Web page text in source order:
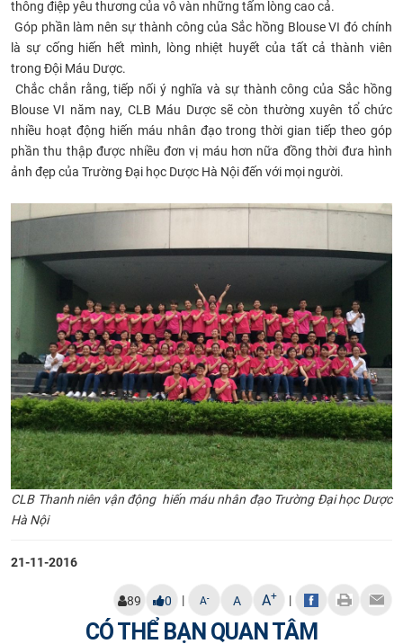
thông điệp yêu thương của vô vàn những tấm lòng cao cả.
Góp phần làm nên sự thành công của Sắc hồng Blouse VI đó chính
là sự cống hiến hết mình, lòng nhiệt huyết của tất cả thành viên
trong Đội Máu Dược.
Chắc chắn rằng, tiếp nối ý nghĩa và sự thành công của Sắc hồng
Blouse VI năm nay, CLB Máu Dược sẽ còn thường xuyên tổ chức
nhiều hoạt động hiến máu nhân đạo trong thời gian tiếp theo góp
phần thu thập được nhiều đơn vị máu hơn nữa đồng thời đưa hình
ảnh đẹp của Trường Đại học Dược Hà Nội đến với mọi người.
CLB Thanh niên vận động hiến máu nhân đạo Trường Đại học Dược
Hà Nội
21-11-2016
89 0 | A- A A+ |
CÓ THỂ BẠN QUAN TÂM